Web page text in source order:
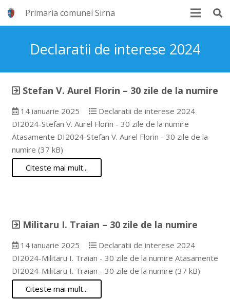
Primaria comunei Sirna
Declaratii de interese 2024
Stefan V. Aurel Florin – 30 zile de la numire
14 ianuarie 2025
Declaratii de interese 2024
DI2024-Stefan V. Aurel Florin - 30 zile de la numire
Atasamente DI2024-Stefan V. Aurel Florin - 30 zile de la
numire (37 kB)
Citeste mai mult...
Militaru I. Traian – 30 zile de la numire
14 ianuarie 2025
Declaratii de interese 2024
DI2024-Militaru I. Traian - 30 zile de la numire Atasamente
DI2024-Militaru I. Traian - 30 zile de la numire (37 kB)
Citeste mai mult...